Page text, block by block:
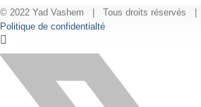
© 2022 Yad Vashem | Tous droits réservés |
Politique de confidentialté
X